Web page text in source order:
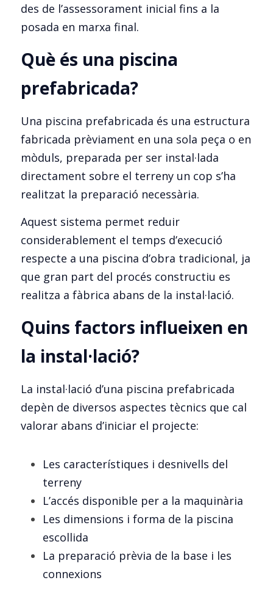
des de l’assessorament inicial fins a la
posada en marxa final.
Què és una piscina
prefabricada?
Una piscina prefabricada és una estructura
fabricada prèviament en una sola peça o en
mòduls, preparada per ser instal·lada
directament sobre el terreny un cop s’ha
realitzat la preparació necessària.
Aquest sistema permet reduir
considerablement el temps d’execució
respecte a una piscina d’obra tradicional, ja
que gran part del procés constructiu es
realitza a fàbrica abans de la instal·lació.
Quins factors influeixen en
la instal·lació?
La instal·lació d’una piscina prefabricada
depèn de diversos aspectes tècnics que cal
valorar abans d’iniciar el projecte:
Les característiques i desnivells del
terreny
L’accés disponible per a la maquinària
Les dimensions i forma de la piscina
escollida
La preparació prèvia de la base i les
connexions